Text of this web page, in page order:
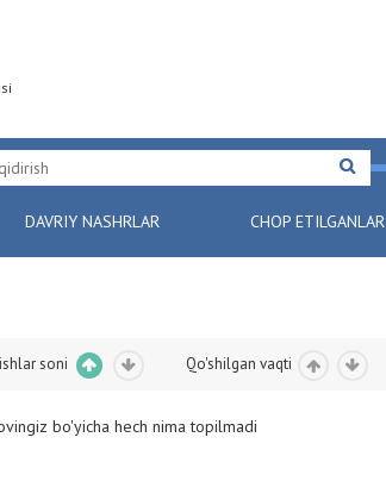
DAVRIY NASHRLAR CHOP ETILGANLAR
soni Qo'shilgan vaqti
bo'yicha hech nima topilmadi